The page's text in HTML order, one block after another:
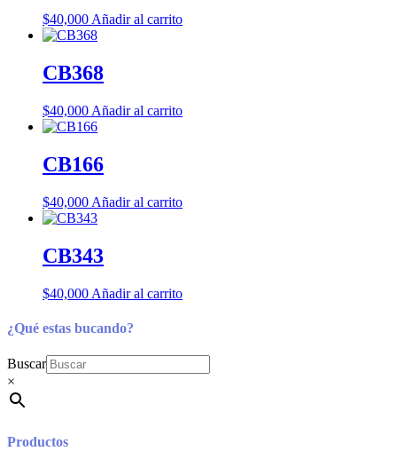
$40,000Añadir al carrito
CB368
$40,000 Añadir al carrito
CB166
$40,000 Añadir al carrito
CB343
$40,000 Añadir al carrito
¿Qué estas bucando?
Buscar
×
Productos